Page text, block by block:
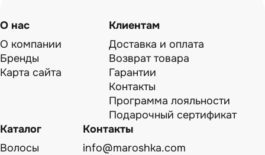
О нас
О компании
Бренды
Карта сайта
Клиентам
Доставка и оплата
Возврат товара
Гарантии
Контакты
Программа лояльности
Подарочный сертификат
Каталог
Волосы
Контакты
info@maroshka.com